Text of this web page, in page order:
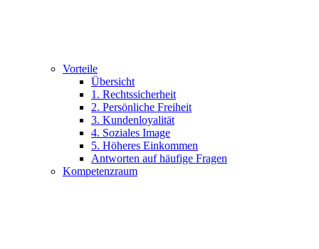
Vorteile
Übersicht
1. Rechtssicherheit
2. Persönliche Freiheit
3. Kundenloyalität
4. Soziales Image
5. Höheres Einkommen
Antworten auf häufige Fragen
Kompetenzraum